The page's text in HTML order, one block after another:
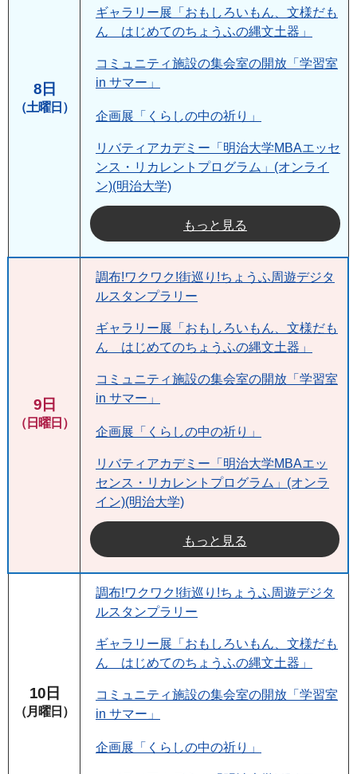
8日
（土曜日）
ギャラリー展「おもしろいもん、文様だも
ん はじめてのちょうふの縄文土器」
コミュニティ施設の集会室の開放「学習室
in サマー」
企画展「くらしの中の祈り」
リバティアカデミー「明治大学MBAエッセ
ンス・リカレントプログラム」(オンライ
ン)(明治大学)
もっと見る
9日
（日曜日）
調布!ワクワク!街巡り!ちょうふ周遊デジタ
ルスタンプラリー
ギャラリー展「おもしろいもん、文様だも
ん はじめてのちょうふの縄文土器」
コミュニティ施設の集会室の開放「学習室
in サマー」
企画展「くらしの中の祈り」
リバティアカデミー「明治大学MBAエッ
センス・リカレントプログラム」(オンラ
イン)(明治大学)
もっと見る
10日
（月曜日）
調布!ワクワク!街巡り!ちょうふ周遊デジタ
ルスタンプラリー
ギャラリー展「おもしろいもん、文様だも
ん はじめてのちょうふの縄文土器」
コミュニティ施設の集会室の開放「学習室
in サマー」
企画展「くらしの中の祈り」